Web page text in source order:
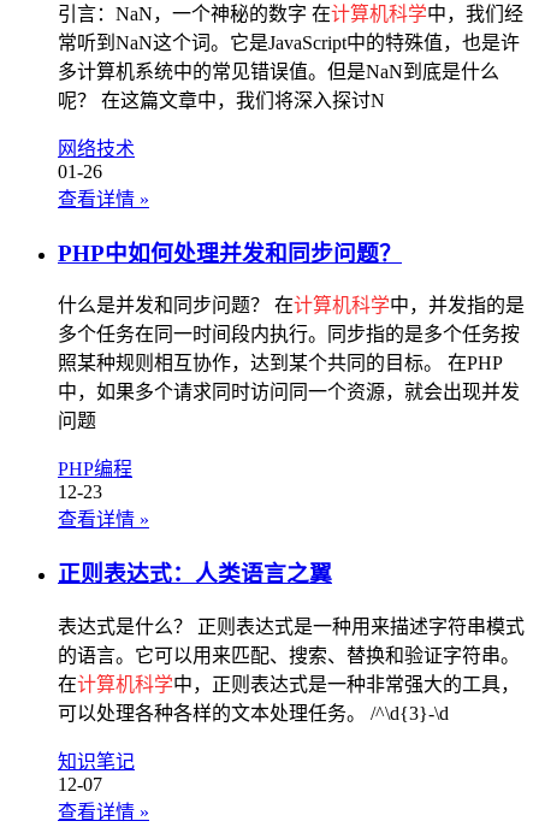
引言：NaN，一个神秘的数字 在计算机科学中，我们经
常听到NaN这个词。它是JavaScript中的特殊值，也是许
多计算机系统中的常见错误值。但是NaN到底是什么
呢？ 在这篇文章中，我们将深入探讨N
网络技术
01-26
查看详情 »
PHP中如何处理并发和同步问题？
什么是并发和同步问题？ 在计算机科学中，并发指的是
多个任务在同一时间段内执行。同步指的是多个任务按
照某种规则相互协作，达到某个共同的目标。 在PHP
中，如果多个请求同时访问同一个资源，就会出现并发
问题
PHP编程
12-23
查看详情 »
正则表达式：人类语言之翼
表达式是什么？ 正则表达式是一种用来描述字符串模式
的语言。它可以用来匹配、搜索、替换和验证字符串。
在计算机科学中，正则表达式是一种非常强大的工具，
可以处理各种各样的文本处理任务。 /^\d{3}-\d
知识笔记
12-07
查看详情 »